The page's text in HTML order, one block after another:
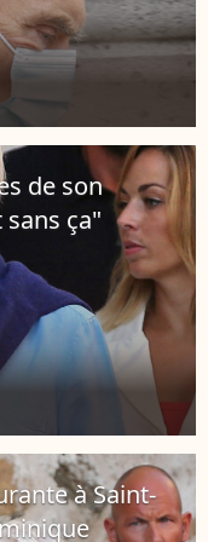
de son
ça"
à Saint-